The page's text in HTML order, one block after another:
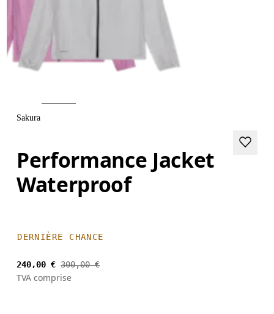
Sakura
Performance Jacket
Waterproof
DERNIÈRE CHANCE
240,00 € 300,00 €
TVA comprise